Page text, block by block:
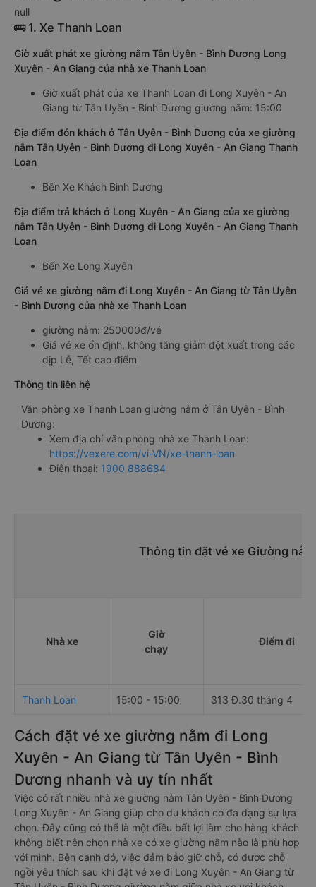
null
🚌 1. Xe Thanh Loan
Giờ xuất phát xe giường nằm Tân Uyên - Bình Dương Long
Xuyên - An Giang của nhà xe Thanh Loan
Giờ xuất phát của xe Thanh Loan đi Long Xuyên - An
Giang từ Tân Uyên - Bình Dương giường nằm: 15:00
Địa điểm đón khách ở Tân Uyên - Bình Dương của xe giường
nằm Tân Uyên - Bình Dương đi Long Xuyên - An Giang Thanh
Loan
Bến Xe Khách Bình Dương
Địa điểm trả khách ở Long Xuyên - An Giang của xe giường
nằm Tân Uyên - Bình Dương đi Long Xuyên - An Giang Thanh
Loan
Bến Xe Long Xuyên
Giá vé xe giường nằm đi Long Xuyên - An Giang từ Tân Uyên
- Bình Dương của nhà xe Thanh Loan
giường nằm: 250000đ/vé
Giá vé xe ổn định, không tăng giảm đột xuất trong các
dịp Lễ, Tết cao điểm
Thông tin liên hệ
Văn phòng xe Thanh Loan giường nằm ở Tân Uyên - Bình
Dương:
Xem địa chỉ văn phòng nhà xe Thanh Loan:
https://vexere.com/vi-VN/xe-thanh-loan
Điện thoại: 1900 888684
Thông tin đặt vé xe Giường
Nhà xe
Giờ
chạy
Điểm đi
Thanh Loan 15:00 - 15:00 313 Đ.30 tháng 4
Cách đặt vé xe giường nằm đi Long
Xuyên - An Giang từ Tân Uyên - Bình
Dương nhanh và uy tín nhất
Việc có rất nhiều nhà xe giường nằm Tân Uyên - Bình Dương
Long Xuyên - An Giang giúp cho du khách có đa dạng sự lựa
chọn. Đây cũng có thể là một điều bất lợi làm cho hàng khách
không biết nên chọn nhà xe có xe giường nằm nào là phù hợp
với mình. Bên cạnh đó, việc đảm bảo giữ chỗ, có được chỗ
ngồi yêu thích sau khi đặt vé xe đi Long Xuyên - An Giang từ